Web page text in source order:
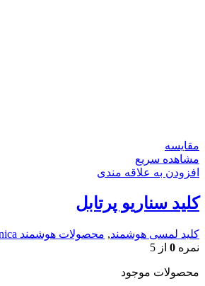
مقایسه
مشاهده سریع
افزودن به علاقه مندی
کلید سناریو پرتابل
کلید لمسی هوشمند, محصولات هوشمند Benica
نمره 0 از 5
محصولات موجود